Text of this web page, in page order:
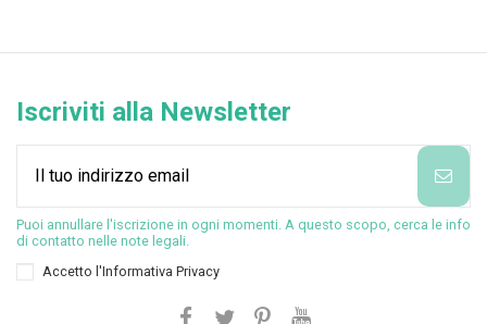
Iscriviti alla Newsletter
Puoi annullare l'iscrizione in ogni momenti. A questo scopo, cerca le info
di contatto nelle note legali.
Accetto l'Informativa Privacy